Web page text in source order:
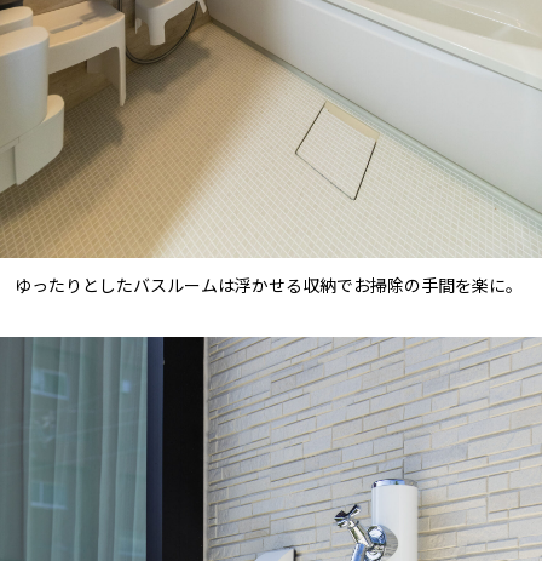
ゆったりとしたバスルームは浮かせる収納でお掃除の手間を楽に。